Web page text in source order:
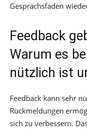
Gesprächsfaden
Feedback
Warum es
nützlich ist
Feedback kann sehr
Rückmeldungen
sich zu verbessern.